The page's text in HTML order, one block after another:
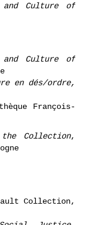
Culture of
Culture of
en dés/ordre,
François-
the Collection,
Collection,